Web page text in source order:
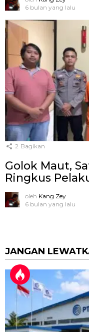
6 bulan yang lalu
2 Bagikan
Golok Maut,
Ringkus
oleh Kang Zey
6 bulan yang lalu
JANGAN